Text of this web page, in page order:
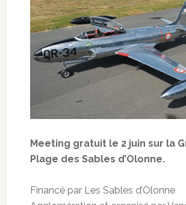
Meeting gratuit le 2 juin sur la
Plage des Sables d’Olonne.
Financé par Les Sables d’Olonne